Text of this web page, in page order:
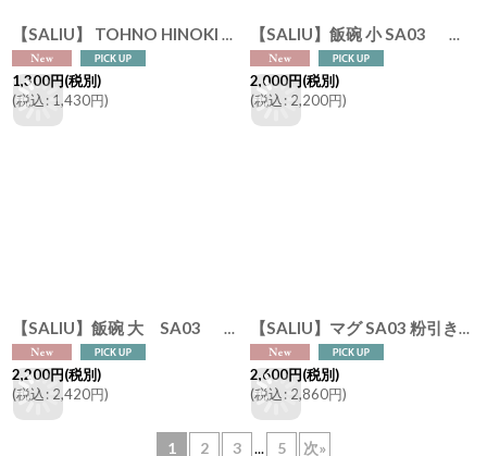
【SALIU】 TOHNO HINOKI しゃもじ 東濃ひのき 天然木 無塗装 檜 縁起物 日本製 LOLO
1,300円(税別)
(税込: 1,430円)
【SALIU】飯碗 小 SA03 粉引き 黒柿釉 茶碗 φ110x61mm 白 黒 サリウ 陶器 美濃焼 日本製
2,000円(税別)
(税込: 2,200円)
【SALIU】飯碗 大 SA03 粉引き 黒柿釉 茶碗 φ118x67mm 白 黒 サリウ 陶器 美濃焼 日本製
2,200円(税別)
(税込: 2,420円)
【SALIU】マグ SA03 粉引き 黒柿釉 マグカップ 黒 サリウ 陶器 美濃焼 ロロ LOLO 日本製
2,600円(税別)
(税込: 2,860円)
1 2 3 ... 5 次»